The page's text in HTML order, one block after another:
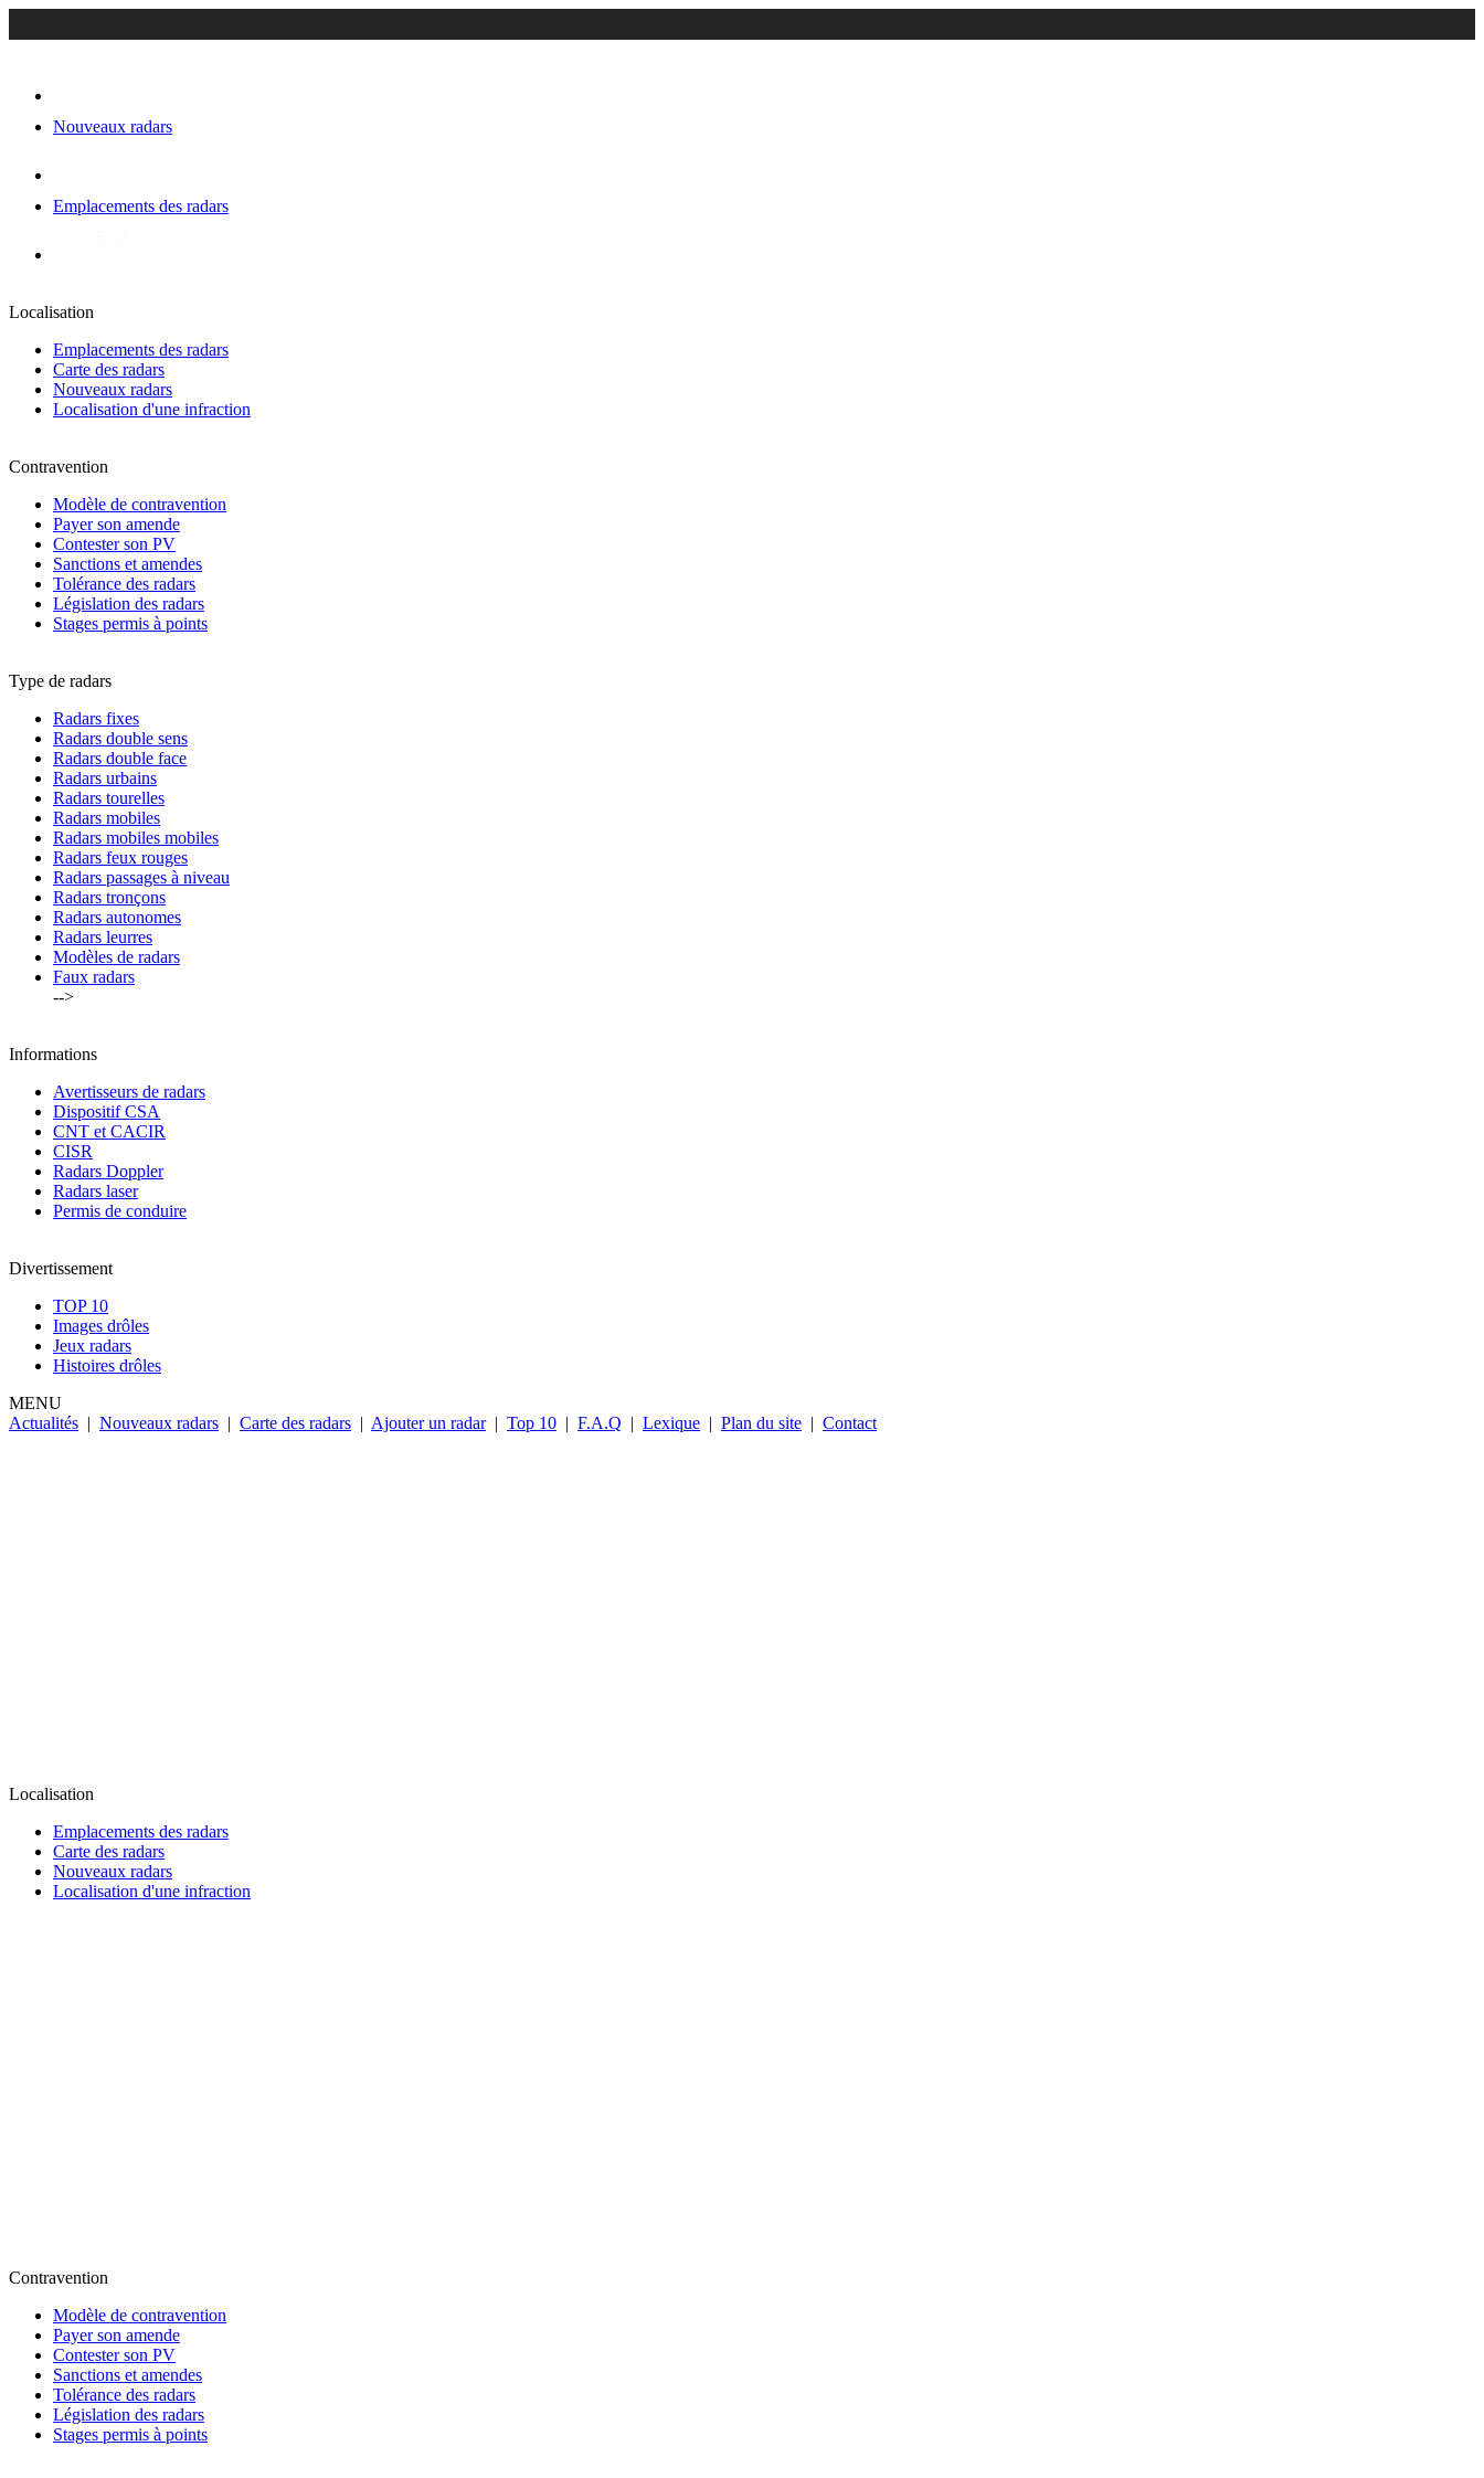
Nouveaux radars
Emplacements des radars
Localisation
Emplacements des radars
Carte des radars
Nouveaux radars
Localisation d'une infraction
Contravention
Modèle de contravention
Payer son amende
Contester son PV
Sanctions et amendes
Tolérance des radars
Législation des radars
Stages permis à points
Type de radars
Radars fixes
Radars double sens
Radars double face
Radars urbains
Radars tourelles
Radars mobiles
Radars mobiles mobiles
Radars feux rouges
Radars passages à niveau
Radars tronçons
Radars autonomes
Radars leurres
Modèles de radars
Faux radars
-->
Informations
Avertisseurs de radars
Dispositif CSA
CNT et CACIR
CISR
Radars Doppler
Radars laser
Permis de conduire
Divertissement
TOP 10
Images drôles
Jeux radars
Histoires drôles
MENU
Actualités | Nouveaux radars | Carte des radars | Ajouter un radar | Top 10 | F.A.Q | Lexique | Plan du site | Contact
Localisation
Emplacements des radars
Carte des radars
Nouveaux radars
Localisation d'une infraction
Contravention
Modèle de contravention
Payer son amende
Contester son PV
Sanctions et amendes
Tolérance des radars
Législation des radars
Stages permis à points